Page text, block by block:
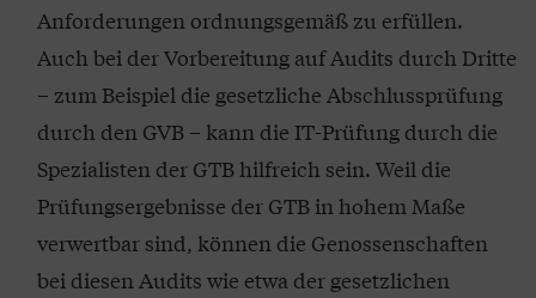
Anforderungen ordnungsgemäß zu erfüllen.
Auch bei der Vorbereitung auf Audits durch Dritte
– zum Beispiel die gesetzliche Abschlussprüfung
durch den GVB – kann die IT-Prüfung durch die
Spezialisten der GTB hilfreich sein. Weil die
Prüfungsergebnisse der GTB in hohem Maße
verwertbar sind, können die Genossenschaften
bei diesen Audits wie etwa der gesetzlichen